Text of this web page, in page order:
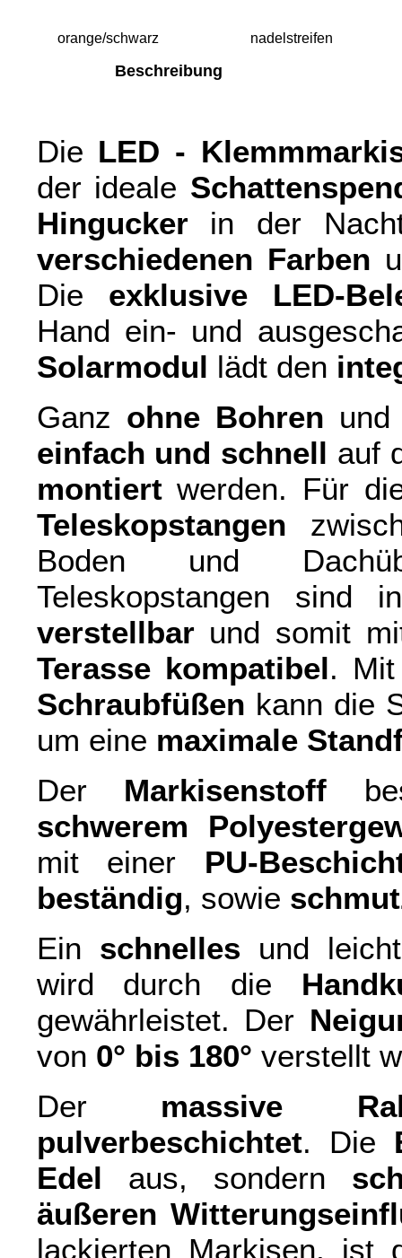
orange/schwarz nadelstreifen
Beschreibung
Die LED -
der ideale
Hinguckerin der
verschiedenen Farben
Die exklusive LED-
Hand ein- und
Solarmodul lädt den
Ganz ohne Bohren
einfach und schnell auf
montiertwerden. Für
Teleskopstangen
Boden und
Teleskopstangen
verstellbarund somit
Terasse kompatibel.
Schraubfüßen kann die
um eine maximale
Der Markisenstoff
schwerem
mit einer PU-
beständig, sowie
Ein schnelles und
wird durch die
gewährleistet. Der
von 0° bis 180° verstellt
Der massive
pulverbeschichtet. Die
Edel aus, sondern
äußeren
lackierten Markisen, ist